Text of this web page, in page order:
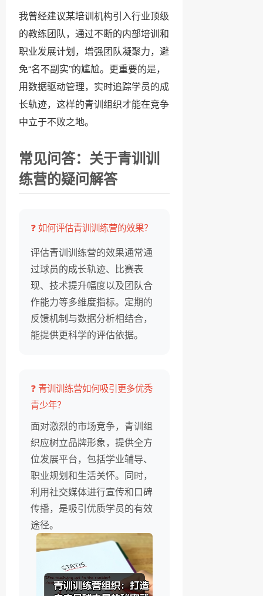
我曾经建议某培训机构引入行业顶级
的教练团队，通过不断的内部培训和
职业发展计划，增强团队凝聚力，避
免“名不副实”的尴尬。更重要的是，
用数据驱动管理，实时追踪学员的成
长轨迹，这样的青训组织才能在竞争
中立于不败之地。
常见问答：关于青训训
练营的疑问解答
❓ 如何评估青训训练营的效果？
评估青训训练营的效果通常通
过球员的成长轨迹、比赛表
现、技术提升幅度以及团队合
作能力等多维度指标。定期的
反馈机制与数据分析相结合，
能提供更科学的评估依据。
❓ 青训训练营如何吸引更多优秀
青少年？
面对激烈的市场竞争，青训组
织应树立品牌形象，提供全方
位发展平台，包括学业辅导、
职业规划和生活关怀。同时，
利用社交媒体进行宣传和口碑
传播，是吸引优质学员的有效
途径。